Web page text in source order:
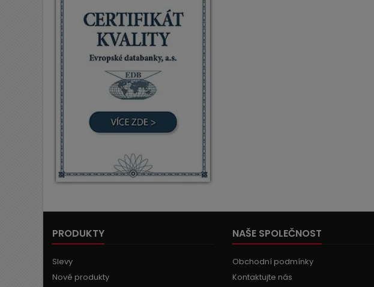
PRODUKTY
Slevy
Nové produkty
NAŠE SPOLEČNOST
Obchodní podmínky
Kontaktujte nás